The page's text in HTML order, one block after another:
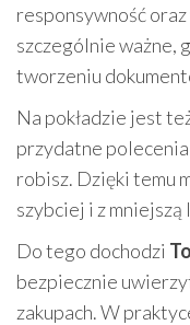
responsywność
szczególnie ważne,
tworzeniu
Na pokładzie jest
przydatne
robisz. Dzięki temu
szybciej i z mniejszą
Do tego dochodzi
bezpiecznie
zakupach. W